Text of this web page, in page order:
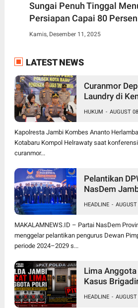
Sungai Penuh Tinggal
Persiapan Capai 80 Persen
Kamis, Desember 11, 2025
LATEST NEWS
Curanmor
Laundry di
Ditangkap
HUKUM - AUGUST
Kapolresta Jambi Kombes Ananto
Kotabaru Kompol Helrawaty saat
curanmor...
Pelantikan
NasDem
Perolehan
Tembus 4
HEADLINE -
MAKALAMNEWS.ID – Partai NasDem
menggelar pelantikan pengurus Dewan
periode 2024–2029 s...
Lima
Kasus
Akhirnya
HEADLINE -